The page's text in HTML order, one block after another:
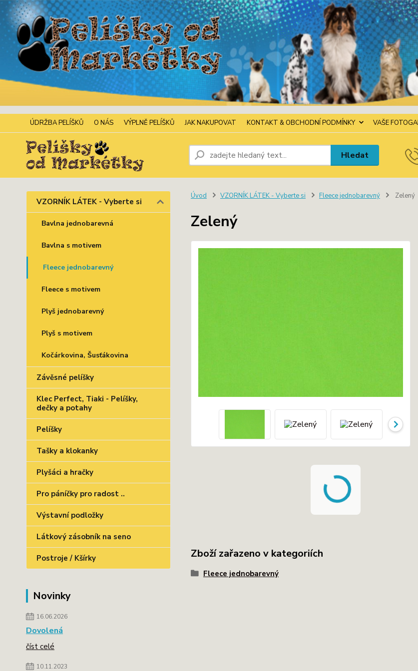
ÚDRŽBA PELÍŠKŮ O NÁS VÝPLNĚ PELÍŠKŮ JAK NAKUPOVAT KONTAKT & OBCHODNÍ PODMÍNKY VAŠE
Hledat
VZORNÍK LÁTEK - Vyberte si
Bavlna jednobarevná
Bavlna s motivem
Fleece jednobarevný
Fleece s motivem
Plyš jednobarevný
Plyš s motivem
Kočárkovina, Šusťákovina
Závěsné pelíšky
Klec Perfect, Tiaki - Pelíšky,
dečky a potahy
Pelíšky
Tašky a klokanky
Plyšáci a hračky
Pro páníčky pro radost ..
Výstavní podložky
Látkový zásobník na seno
Postroje / Kšírky
Novinky
16.06.2026
Dovolená
číst celé
10.11.2023
Úvod VZORNÍK LÁTEK - Vyberte si Fleece jednobarevný Zelený
Zelený
Zboží zařazeno v kategoriích
Fleece jednobarevný